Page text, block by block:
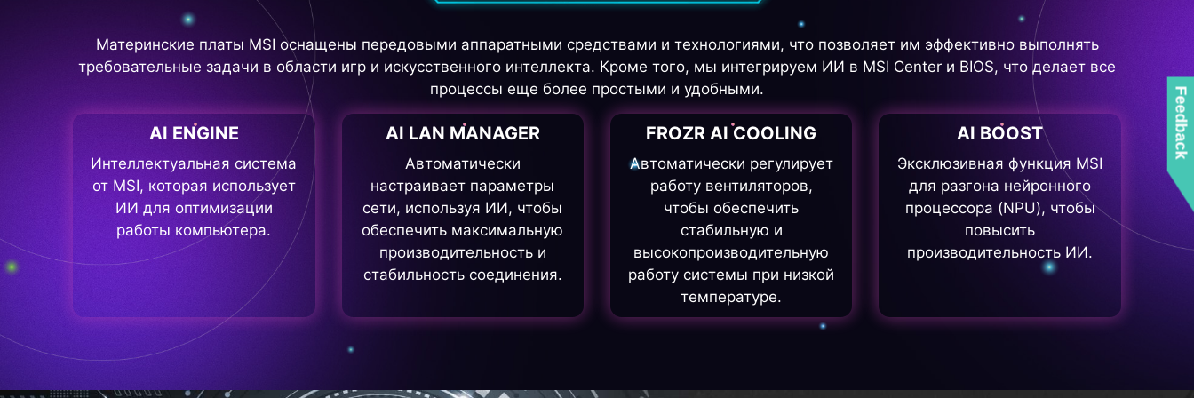
Материнские платы MSI оснащены передовыми аппаратными средствами и технологиями, что позволяет им эффективно выполнять
требовательные задачи в области игр и искусственного интеллекта. Кроме того, мы интегрируем ИИ в MSI Center и BIOS, что делает все
процессы еще более простыми и удобными.
AI ENGINE
Интеллектуальная система
от MSI, которая использует
ИИ для оптимизации
работы компьютера.
AI LAN MANAGER
Автоматически
настраивает параметры
сети, используя ИИ, чтобы
обеспечить максимальную
производительность и
стабильность соединения.
FROZR AI COOLING
Автоматически регулирует
работу вентиляторов,
чтобы обеспечить
стабильную и
высокопроизводительную
работу системы при низкой
температуре.
AI BOOST
Эксклюзивная функция MSI
для разгона нейронного
процессора (NPU), чтобы
повысить
производительность ИИ.
Feedback